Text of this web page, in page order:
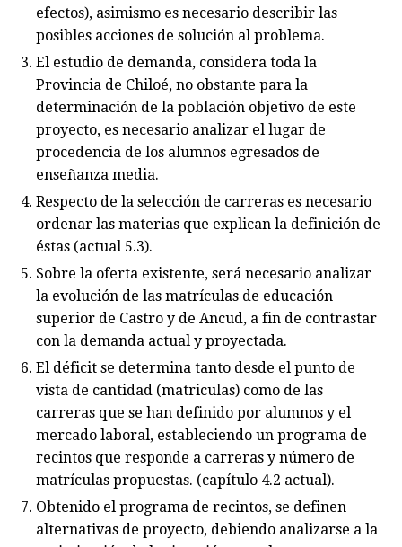
efectos), asimismo es necesario describir las
posibles acciones de solución al problema.
El estudio de demanda, considera toda la
Provincia de Chiloé, no obstante para la
determinación de la población objetivo de este
proyecto, es necesario analizar el lugar de
procedencia de los alumnos egresados de
enseñanza media.
Respecto de la selección de carreras es necesario
ordenar las materias que explican la definición de
éstas (actual 5.3).
Sobre la oferta existente, será necesario analizar
la evolución de las matrículas de educación
superior de Castro y de Ancud, a fin de contrastar
con la demanda actual y proyectada.
El déficit se determina tanto desde el punto de
vista de cantidad (matriculas) como de las
carreras que se han definido por alumnos y el
mercado laboral, estableciendo un programa de
recintos que responde a carreras y número de
matrículas propuestas. (capítulo 4.2 actual).
Obtenido el programa de recintos, se definen
alternativas de proyecto, debiendo analizarse a la